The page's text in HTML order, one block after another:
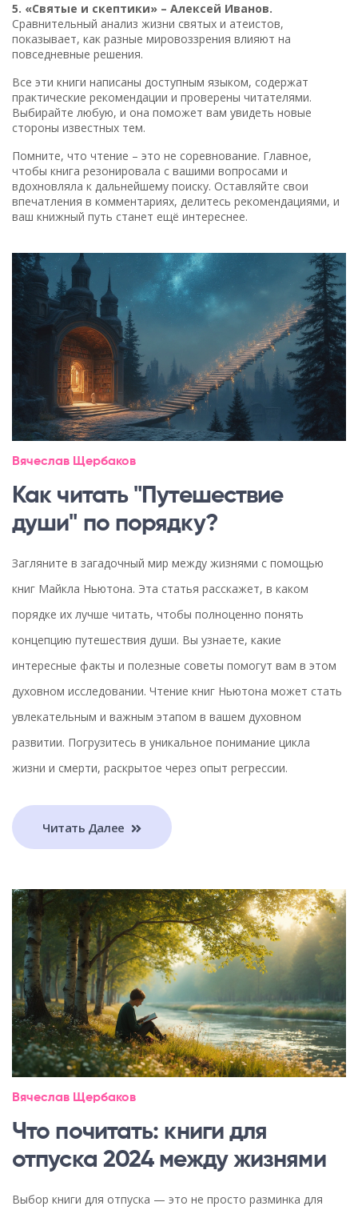
5. «Святые и скептики» – Алексей Иванов.
Сравнительный анализ жизни святых и атеистов,
показывает, как разные мировоззрения влияют на
повседневные решения.
Все эти книги написаны доступным языком, содержат
практические рекомендации и проверены читателями.
Выбирайте любую, и она поможет вам увидеть новые
стороны известных тем.
Помните, что чтение – это не соревнование. Главное,
чтобы книга резонировала с вашими вопросами и
вдохновляла к дальнейшему поиску. Оставляйте свои
впечатления в комментариях, делитесь рекомендациями, и
ваш книжный путь станет ещё интереснее.
Вячеслав Щербаков
Как читать "Путешествие
души" по порядку?
Загляните в загадочный мир между жизнями с помощью
книг Майкла Ньютона. Эта статья расскажет, в каком
порядке их лучше читать, чтобы полноценно понять
концепцию путешествия души. Вы узнаете, какие
интересные факты и полезные советы помогут вам в этом
духовном исследовании. Чтение книг Ньютона может стать
увлекательным и важным этапом в вашем духовном
развитии. Погрузитесь в уникальное понимание цикла
жизни и смерти, раскрытое через опыт регрессии.
Читать Далее
Вячеслав Щербаков
Что почитать: книги для
отпуска 2024 между жизнями
Выбор книги для отпуска — это не просто разминка для